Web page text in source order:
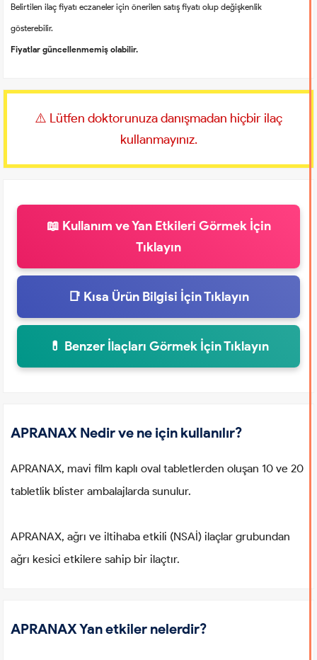
Belirtilen ilaç fiyatı eczaneler için önerilen satış fiyatı olup değişkenlik
gösterebilir.
Fiyatlar güncellenmemiş olabilir.
⚠️ Lütfen doktorunuza danışmadan hiçbir ilaç
kullanmayınız.
📖 Kullanım ve Yan Etkileri Görmek İçin
Tıklayın
📑 Kısa Ürün Bilgisi İçin Tıklayın
💊 Benzer İlaçları Görmek İçin Tıklayın
APRANAX Nedir ve ne için kullanılır?
APRANAX, mavi film kaplı oval tabletlerden oluşan 10 ve 20
tabletlik blister ambalajlarda sunulur.
APRANAX, ağrı ve iltihaba etkili (NSAİ) ilaçlar grubundan
ağrı kesici etkilere sahip bir ilaçtır.
APRANAX Yan etkiler nelerdir?